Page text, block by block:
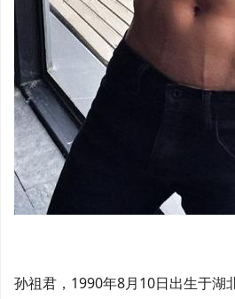
孙祖君，1990年8月10日出生于湖